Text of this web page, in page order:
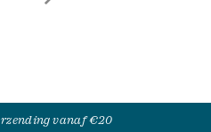
vanaf €20